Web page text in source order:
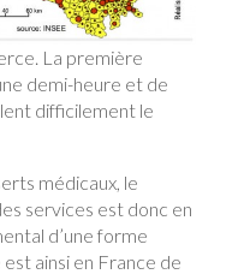
La première
demi-heure et de
difficilement le
médicaux, le
services est donc en
d’une forme
ainsi en France de